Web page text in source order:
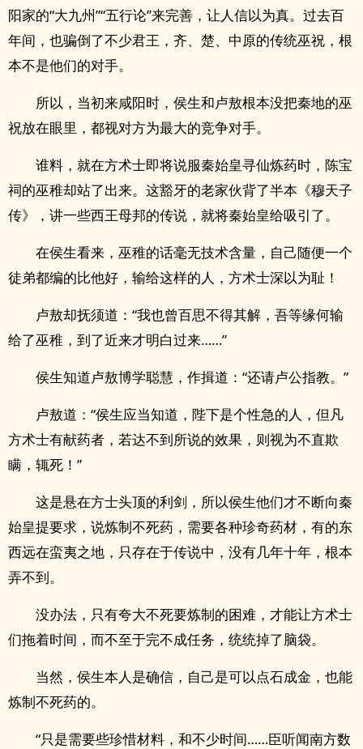
阳家的“大九州”“五行论”来完善，让人信以为真。过去百
年间，也骗倒了不少君王，齐、楚、中原的传统巫祝，根
本不是他们的对手。
所以，当初来咸阳时，侯生和卢敖根本没把秦地的巫
祝放在眼里，都视对方为最大的竞争对手。
谁料，就在方术士即将说服秦始皇寻仙炼药时，陈宝
祠的巫稚却站了出来。这豁牙的老家伙背了半本《穆天子
传》，讲一些西王母邦的传说，就将秦始皇给吸引了。
在侯生看来，巫稚的话毫无技术含量，自己随便一个
徒弟都编的比他好，输给这样的人，方术士深以为耻！
卢敖却抚须道：“我也曾百思不得其解，吾等缘何输
给了巫稚，到了近来才明白过来……”
侯生知道卢敖博学聪慧，作揖道：“还请卢公指教。”
卢敖道：“侯生应当知道，陛下是个性急的人，但凡
方术士有献药者，若达不到所说的效果，则视为不直欺
瞒，辄死！”
这是悬在方士头顶的利剑，所以侯生他们才不断向秦
始皇提要求，说炼制不死药，需要各种珍奇药材，有的东
西远在蛮夷之地，只存在于传说中，没有几年十年，根本
弄不到。
没办法，只有夸大不死要炼制的困难，才能让方术士
们拖着时间，而不至于完不成任务，统统掉了脑袋。
当然，侯生本人是确信，自己是可以点石成金，也能
炼制不死药的。
“只是需要些珍惜材料，和不少时间……臣听闻南方数